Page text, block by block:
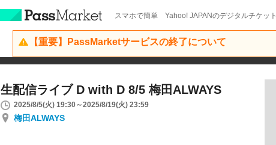
スマホで簡単 Yahoo! JAPANのデジタルチケット
【重要】PassMarketサービスの終了について
生配信ライブ D with D 8/5 梅田ALWAYS
2025/8/5(火) 19:30～2025/8/19(火) 23:59
梅田ALWAYS